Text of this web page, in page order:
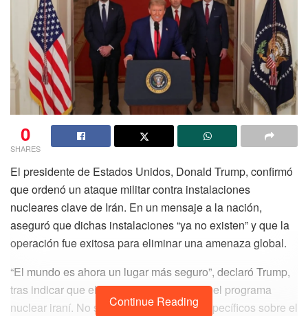
0
SHARES
El presidente de Estados Unidos, Donald Trump, confirmó
que ordenó un ataque militar contra instalaciones
nucleares clave de Irán. En un mensaje a la nación,
aseguró que dichas instalaciones “ya no existen” y que la
operación fue exitosa para eliminar una amenaza global.
“El mundo es ahora un lugar más seguro”, declaró Trump,
tras indicar que el objetivo fue neutralizar el programa
nuclear iraní. No se ofrecieron detalles específicos sobre el
Continue Reading